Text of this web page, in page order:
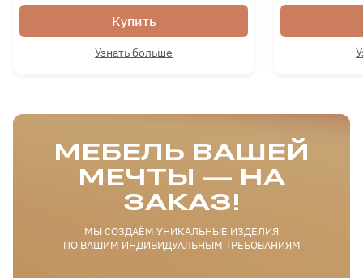
Купить
Узнать больше
МЕБЕЛЬ ВАШЕЙ
МЕЧТЫ — НА
ЗАКАЗ!
МЫ СОЗДАЁМ УНИКАЛЬНЫЕ ИЗДЕЛИЯ
ПО ВАШИМ ИНДИВИДУАЛЬНЫМ ТРЕБОВАНИЯМ